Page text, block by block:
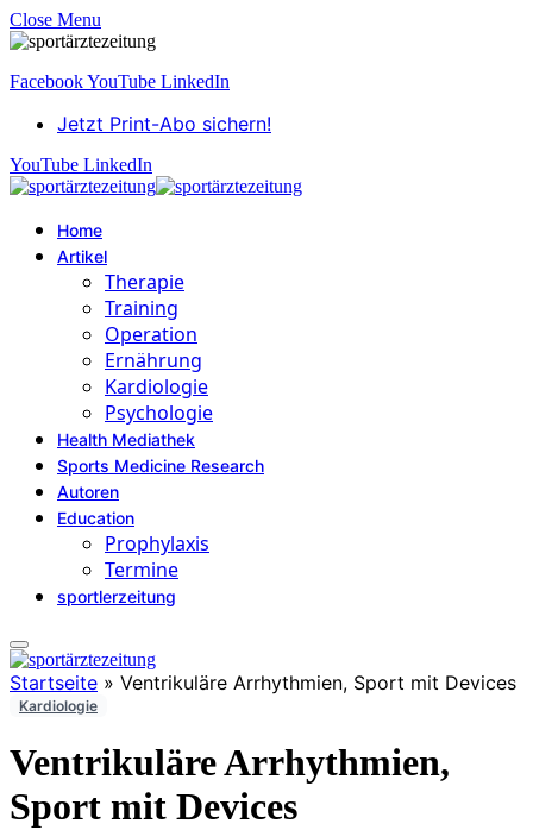
Close Menu
FacebookYouTube LinkedIn
Jetzt Print-Abo sichern!
YouTube LinkedIn
Home
Artikel
Therapie
Training
Operation
Ernährung
Kardiologie
Psychologie
Health Mediathek
Sports Medicine Research
Autoren
Education
Prophylaxis
Termine
sportlerzeitung
Startseite » Ventrikuläre Arrhythmien, Sport mit Devices
Kardiologie
Ventrikuläre Arrhythmien,
Sport mit Devices